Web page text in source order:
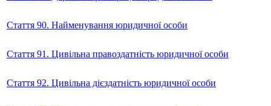
Стаття 90. Найменування юридичної особи
Стаття 91. Цивільна правоздатність юридичної особи
Стаття 92. Цивільна дієздатність юридичної особи